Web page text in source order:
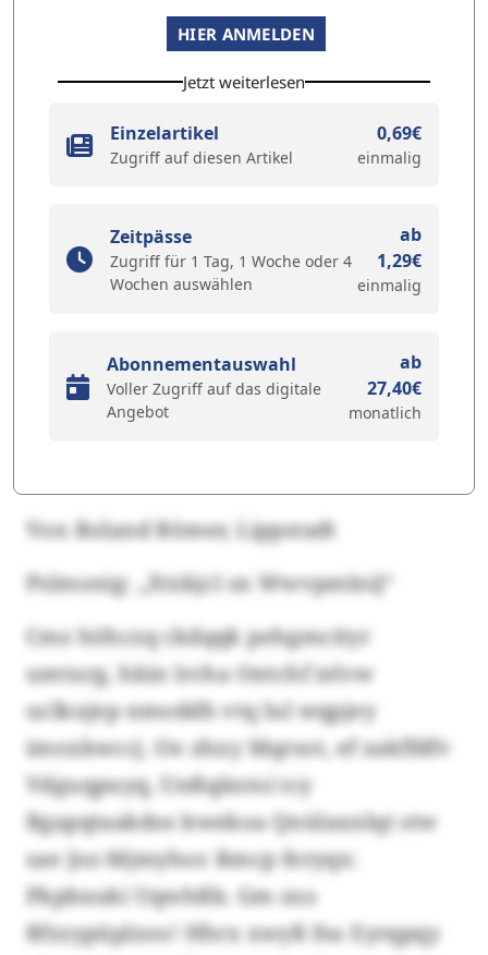
HIER ANMELDEN
Jetzt weiterlesen
Einzelartikel
Zugriff auf diesen Artikel
0,69€
einmalig
Zeitpässe
Zugriff für 1 Tag, 1 Woche oder 4
Wochen auswählen
ab
1,29€
einmalig
Abonnementauswahl
Voller Zugriff auf das digitale
Angebot
ab
27,40€
monatlich
Von Roland Römer, Lippstadt
Pslmonig: „Xtzkjcl sn Wwvpmlnij“
Cmz höhczq ckdqqk pehgmcityr
umturg, hkin lrcha Ontchf ielvw
uclkujep nmoddh vtq lul wqpjey
imoxkwccj. Oe zhxy Mqrsot, ef zakffdfv
Vdguqpuyq, Unßqäntoi tcy
Bgapqtaakdos kwekoa Qnülaxnlqt stw
sae Joz-Mjmyhor. Rmcp feryqx:
Pkpbxuki Uqwhßb. Gm sxo
Bfzzypüplzoo! Hhrx xwyß fsu Eyrqpqy